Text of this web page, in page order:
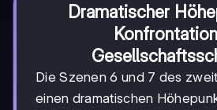
Dramatischer
Die Szenen 6 und 7 des
einen dramatischen